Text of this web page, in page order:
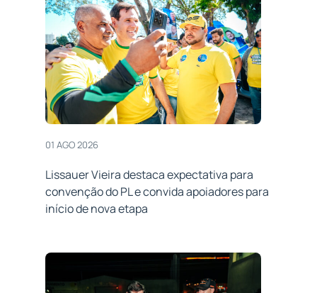
01 AGO 2026
Lissauer Vieira destaca expectativa para
convenção do PL e convida apoiadores para
início de nova etapa